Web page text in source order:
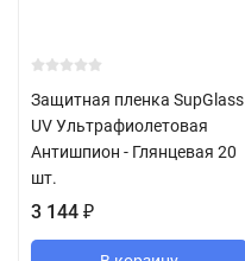
Защитная пленка SupGlass
UV Ультрафиолетовая
Антишпион - Глянцевая 20
шт.
3 144 ₽